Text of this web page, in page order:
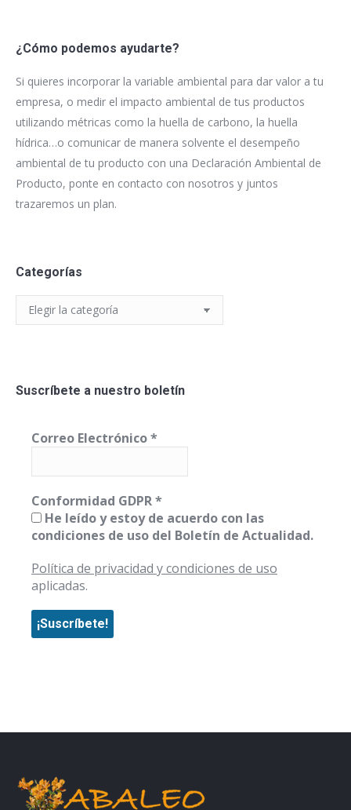
¿Cómo podemos ayudarte?
Si quieres incorporar la variable ambiental para dar valor a tu
empresa, o medir el impacto ambiental de tus productos
utilizando métricas como la huella de carbono, la huella
hídrica…o comunicar de manera solvente el desempeño
ambiental de tu producto con una Declaración Ambiental de
Producto, ponte en contacto con nosotros y juntos
trazaremos un plan.
Categorías
Categorías
Suscríbete a nuestro boletín
Correo Electrónico*
Conformidad GDPR*
He leído y estoy de acuerdo con las
condiciones de uso del Boletín de Actualidad.
Política de privacidad y condiciones de uso
aplicadas.